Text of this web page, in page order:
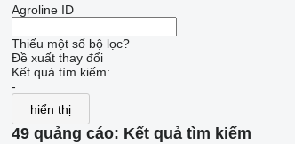
Agroline ID
Thiếu một số bộ lọc?
Đề xuất thay đổi
Kết quả tìm kiếm:
-
hiển thị
49 quảng cáo: Kết quả tìm kiếm